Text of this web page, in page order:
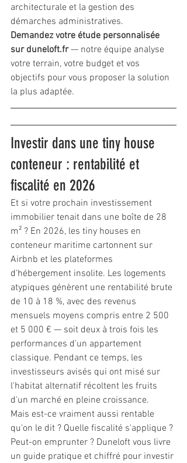
architecturale et la gestion des
démarches administratives.
Demandez votre étude personnalisée
sur duneloft.fr — notre équipe analyse
votre terrain, votre budget et vos
objectifs pour vous proposer la solution
la plus adaptée.
Investir dans une tiny house
conteneur : rentabilité et
fiscalité en 2026
Et si votre prochain investissement
immobilier tenait dans une boîte de 28
m² ? En 2026, les tiny houses en
conteneur maritime cartonnent sur
Airbnb et les plateformes
d'hébergement insolite. Les logements
atypiques génèrent une rentabilité brute
de 10 à 18 %, avec des revenus
mensuels moyens compris entre 2 500
et 5 000 € — soit deux à trois fois les
performances d'un appartement
classique. Pendant ce temps, les
investisseurs avisés qui ont misé sur
l'habitat alternatif récoltent les fruits
d'un marché en pleine croissance.
Mais est-ce vraiment aussi rentable
qu'on le dit ? Quelle fiscalité s'applique ?
Peut-on emprunter ? Duneloft vous livre
un guide pratique et chiffré pour investir